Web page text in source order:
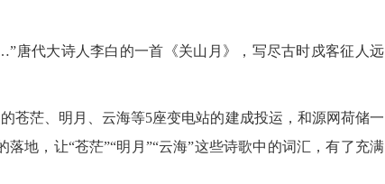
代大诗人李白的一首《关山月》，写尽古时戍客征人远
茫、明月、云海等5座变电站的建成投运，和源网荷储一
地，让“苍茫”“明月”“云海”这些诗歌中的词汇，有了充满